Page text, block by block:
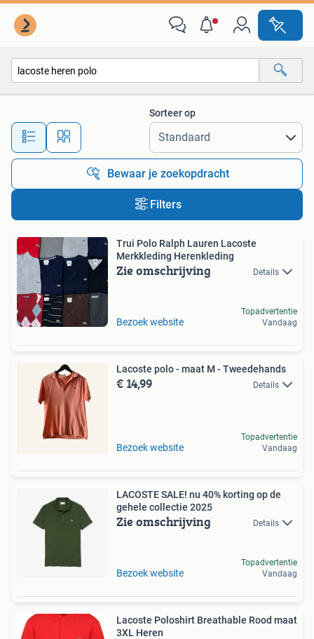
Alle afstanden…
Sorteer op
Bewaar je zoekopdracht
Filters
Trui Polo Ralph Lauren Lacoste
Merkkleding Herenkleding
Zie omschrijving Details
Bezoek website
Topadvertentie
Vandaag
Lacoste polo - maat M - Tweedehands
€ 14,99 Details
Bezoek website
Topadvertentie
Vandaag
LACOSTE SALE! nu 40% korting op de
gehele collectie 2025
Zie omschrijving Details
Bezoek website
Topadvertentie
Vandaag
Lacoste Poloshirt Breathable Rood maat
3XL Heren